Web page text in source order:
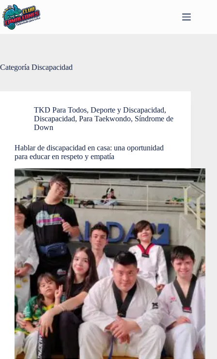
Saltar
al
contenido
Categoría Discapacidad
TKD Para Todos, Deporte y Discapacidad,
Discapacidad, Para Taekwondo, Síndrome de
Down
Hablar de discapacidad en casa: una oportunidad
para educar en respeto y empatía